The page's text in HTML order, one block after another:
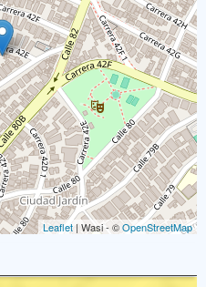
Leaflet | Wasi - ©OpenStreetMap